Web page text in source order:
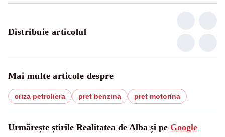
Distribuie articolul
Mai multe articole despre
criza petroliera pret benzina pret motorina
Urmărește știrile Realitatea de Alba și pe Google